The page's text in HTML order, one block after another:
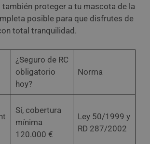
también proteger a tu mascota de la
posible para que disfrutes de
total tranquilidad.
¿Seguro de RC
obligatorio
hoy?
Norma
Sí, cobertura
mínima
120.000 €
Ley 50/1999 y
RD 287/2002